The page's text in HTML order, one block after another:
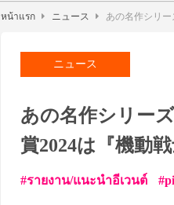
หน้าแรก ニュース あの名作シリー
ニュース
あの名作シリー
賞2024は『機動
รายงาน/แนะนำอีเวนต์